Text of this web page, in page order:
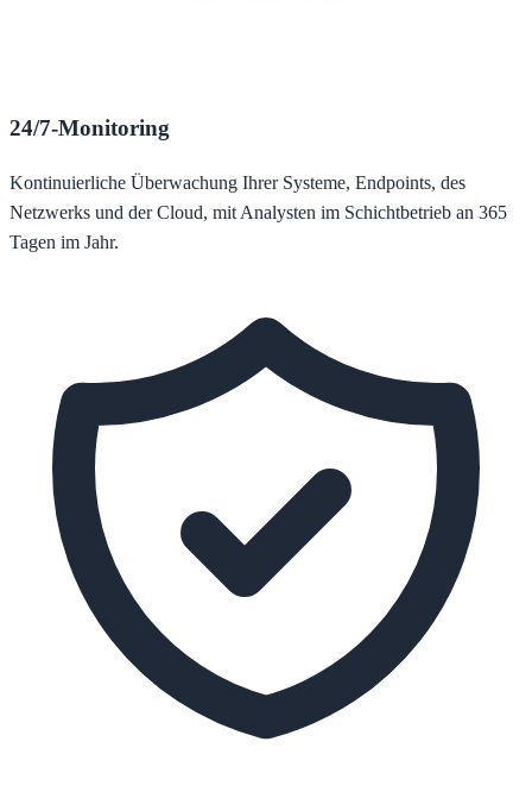
24/7-Monitoring
Kontinuierliche Überwachung Ihrer Systeme, Endpoints, des
Netzwerks und der Cloud, mit Analysten im Schichtbetrieb an 365
Tagen im Jahr.